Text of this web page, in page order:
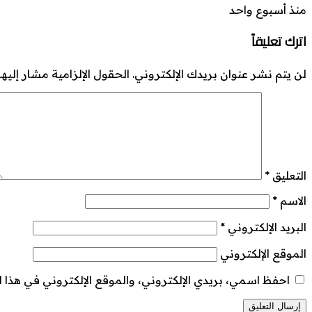
منذ أسبوع واحد
اترك تعليقاً
لن يتم نشر عنوان بريدك الإلكتروني. الحقول الإلزامية مشار
التعليق *
الاسم *
البريد الإلكتروني *
الموقع الإلكتروني
احفظ اسمي، بريدي الإلكتروني، والموقع الإلكتروني في